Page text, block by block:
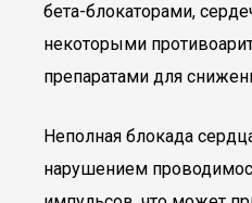
бета-блокаторами,
некоторыми
препаратами для
Неполная блокада
нарушением